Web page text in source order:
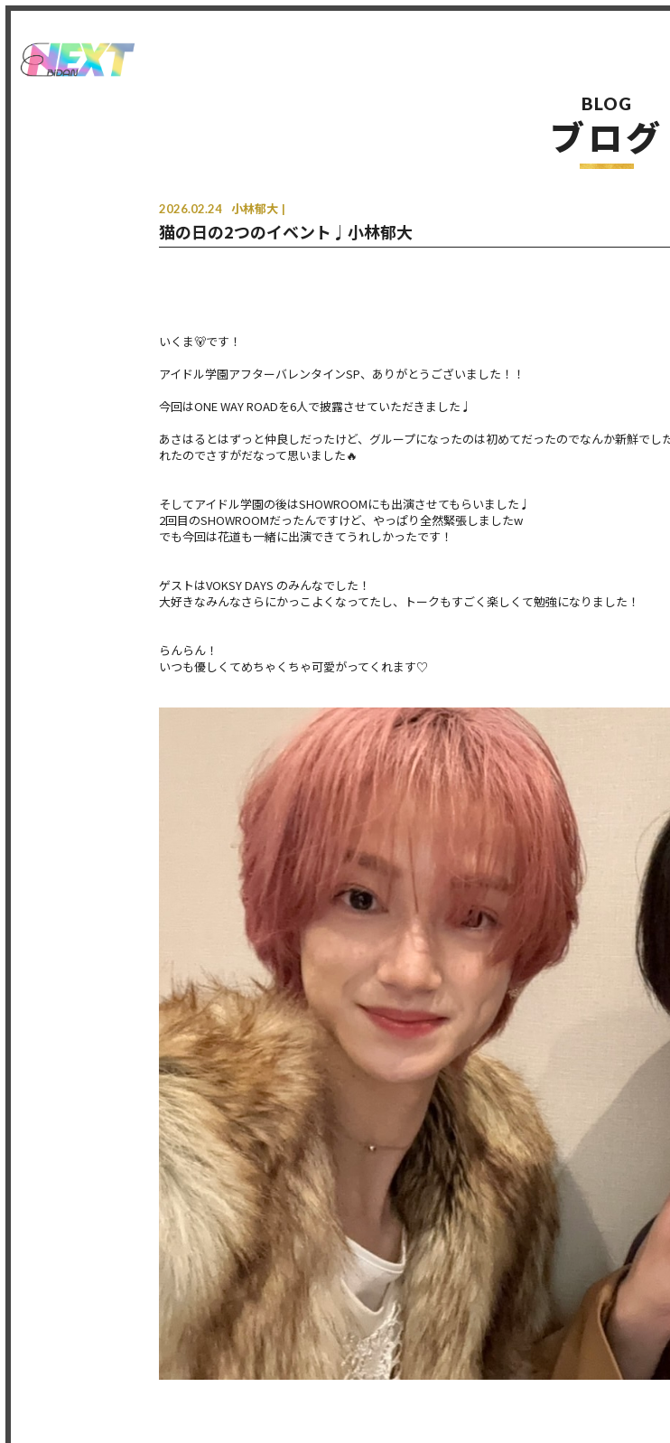
BLOG
ブログ
2026.02.24 小林郁大
猫の日の2つのイベント♩小林郁大
いくま🐻です！
アイドル学園アフターバレンタインSP、ありがとうございました！！
今回はONE WAY ROADを6人で披露させていただきました♩
あさはるとはずっと仲良しだったけど、グループになったのは初めてだったのでなんか新鮮で
れたのでさすがだなって思いました🔥
そしてアイドル学園の後はSHOWROOMにも出演させてもらいました♩
2回目のSHOWROOMだったんですけど、やっぱり全然緊張しましたw
でも今回は花道も一緒に出演できてうれしかったです！
ゲストはVOKSY DAYS のみんなでした！
大好きなみんなさらにかっこよくなってたし、トークもすごく楽しくて勉強になりました！
らんらん！
いつも優しくてめちゃくちゃ可愛がってくれます♡